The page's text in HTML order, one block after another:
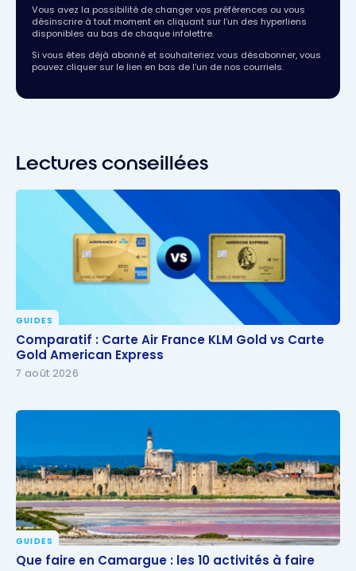
Vous avez la possibilité de changer vos préférences ou vous
désinscrire à tout moment en cliquant sur l’un des hyperliens
disponibles au bas de chaque infolettre.
Si vous êtes déjà abonné et souhaiteriez vous désabonner, vous
pouvez cliquer sur le lien en bas de l’un de nos courriels.
Lectures conseillées
Comparatif : Carte Air France KLM Gold vs Carte
Gold American Express
GUIDES
Comparatif : Carte Air France KLM Gold vs Carte
Gold American Express
7 août 2026
Que faire en Camargue : les 10 activités à faire
GUIDES
Que faire en Camargue : les 10 activités à faire